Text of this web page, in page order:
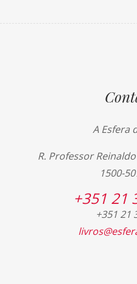
A Esfera
R. Professor
1500-
+351 21
+351 21